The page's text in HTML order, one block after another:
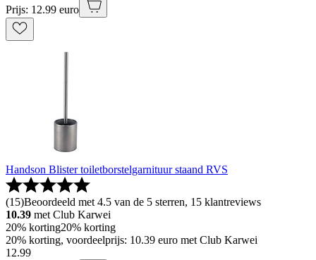
Prijs: 12.99 euro
Handson Blister toiletborstelgarnituur staand RVS
(15)Beoordeeld met 4.5 van de 5 sterren, 15 klantreviews
10.39 met Club Karwei
20% korting20% korting
20% korting, voordeelprijs: 10.39 euro met Club Karwei
12.99